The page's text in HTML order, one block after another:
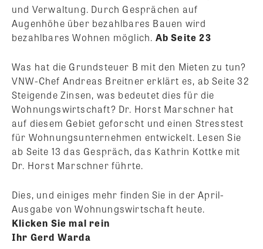
und Verwaltung. Durch Gesprächen auf
Augenhöhe über bezahlbares Bauen wird
bezahlbares Wohnen möglich. Ab Seite 23
Was hat die Grundsteuer B mit den Mieten zu tun?
VNW-Chef Andreas Breitner erklärt es, ab Seite 32
Steigende Zinsen, was bedeutet dies für die
Wohnungswirtschaft? Dr. Horst Marschner hat
auf diesem Gebiet geforscht und einen Stresstest
für Wohnungsunternehmen entwickelt. Lesen Sie
ab Seite 13 das Gespräch, das Kathrin Kottke mit
Dr. Horst Marschner führte.
Dies, und einiges mehr finden Sie in der April-
Ausgabe von Wohnungswirtschaft heute.
Klicken Sie mal rein
Ihr Gerd Warda